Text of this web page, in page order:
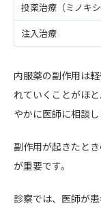
投薬治療（ミノキシ
注入治療
内服薬の副作用は
れていくことがほ
やかに医師に相談し
副作用が起きたと
が重要です。
診察では、医師が